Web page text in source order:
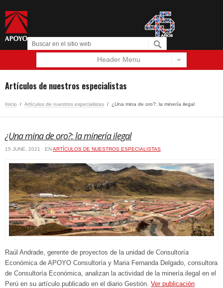
Header Menu
Artículos de nuestros especialistas
Inicio / Artículos de nuestros especialistas / ¿Una mina de oro?: la minería ilegal
¿Una mina de oro?: la minería ilegal
15 JUNE, 2021 · ENARTÍCULOS DE NUESTROS ESPECIALISTAS
Raúl Andrade, gerente de proyectos de la unidad de Consultoría
Económica de APOYO Consultoría y Maria Fernanda Delgado, consultora
de Consultoría Económica, analizan la actividad de la minería ilegal en el
Perú en su artículo publicado en el diario Gestión. Ver publicación